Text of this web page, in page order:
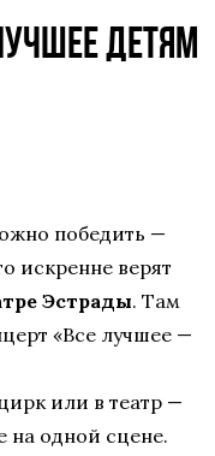
детям
победить —
искренне верят
Эстрады. Там
«Все лучшее —
или в театр —
на одной сцене.